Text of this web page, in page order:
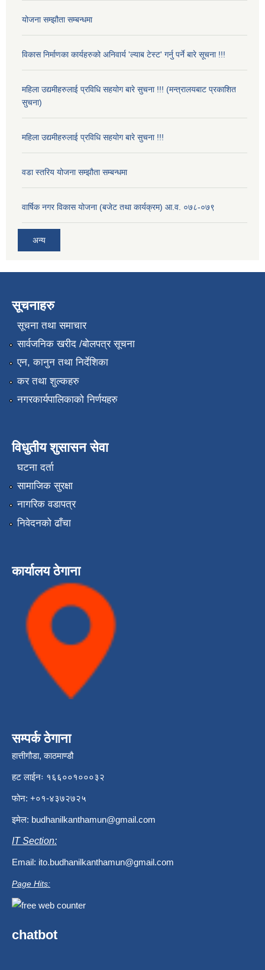
योजना सम्झौता सम्बन्धमा
विकास निर्माणका कार्यहरुको अनिवार्य 'ल्याब टेस्ट' गर्नु पर्ने बारे सूचना !!!
महिला उद्यमीहरुलाई प्रविधि सहयोग बारे सुचना !!! (मन्त्रालयबाट प्रकाशित
सुचना)
महिला उद्यमीहरुलाई प्रविधि सहयोग बारे सुचना !!!
वडा स्तरिय योजना सम्झौता सम्बन्धमा
वार्षिक नगर विकास योजना (बजेट तथा कार्यक्रम) आ.व. ०७८-०७९
अन्य
सूचनाहरु
सूचना तथा समाचार
सार्वजनिक खरीद /बोलपत्र सूचना
एन, कानुन तथा निर्देशिका
कर तथा शुल्कहरु
नगरकार्यपालिकाको निर्णयहरु
विधुतीय शुसासन सेवा
घटना दर्ता
सामाजिक सुरक्षा
नागरिक वडापत्र
निवेदनको ढाँचा
कार्यालय ठेगाना
सम्पर्क ठेगाना
हात्तीगौडा, काठमाण्डौ
हट लाईनः १६६००१०००३२
फोन: +०१-४३७२७२५
इमेल: budhanilkanthamun@gmail.com
IT Section:
Email: ito.budhanilkanthamun@gmail.com
Page Hits:
chatbot